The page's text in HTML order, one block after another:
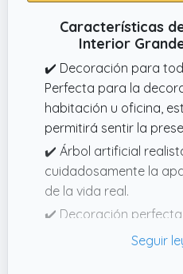
Características
Interior
✔️ Decoración para
Perfecta para la
habitación u oficina,
permitirá sentir la
✔️ Árbol artificial
cuidadosamente la
de la vida real.
✔️ Decoración perfecta
planta de palma con